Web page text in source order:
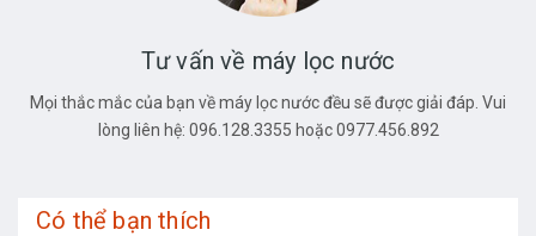
Tư vấn về máy lọc nước
Mọi thắc mắc của bạn về máy lọc nước đều sẽ được giải đáp. Vui
lòng liên hệ: 096.128.3355 hoặc 0977.456.892
Có thể bạn thích